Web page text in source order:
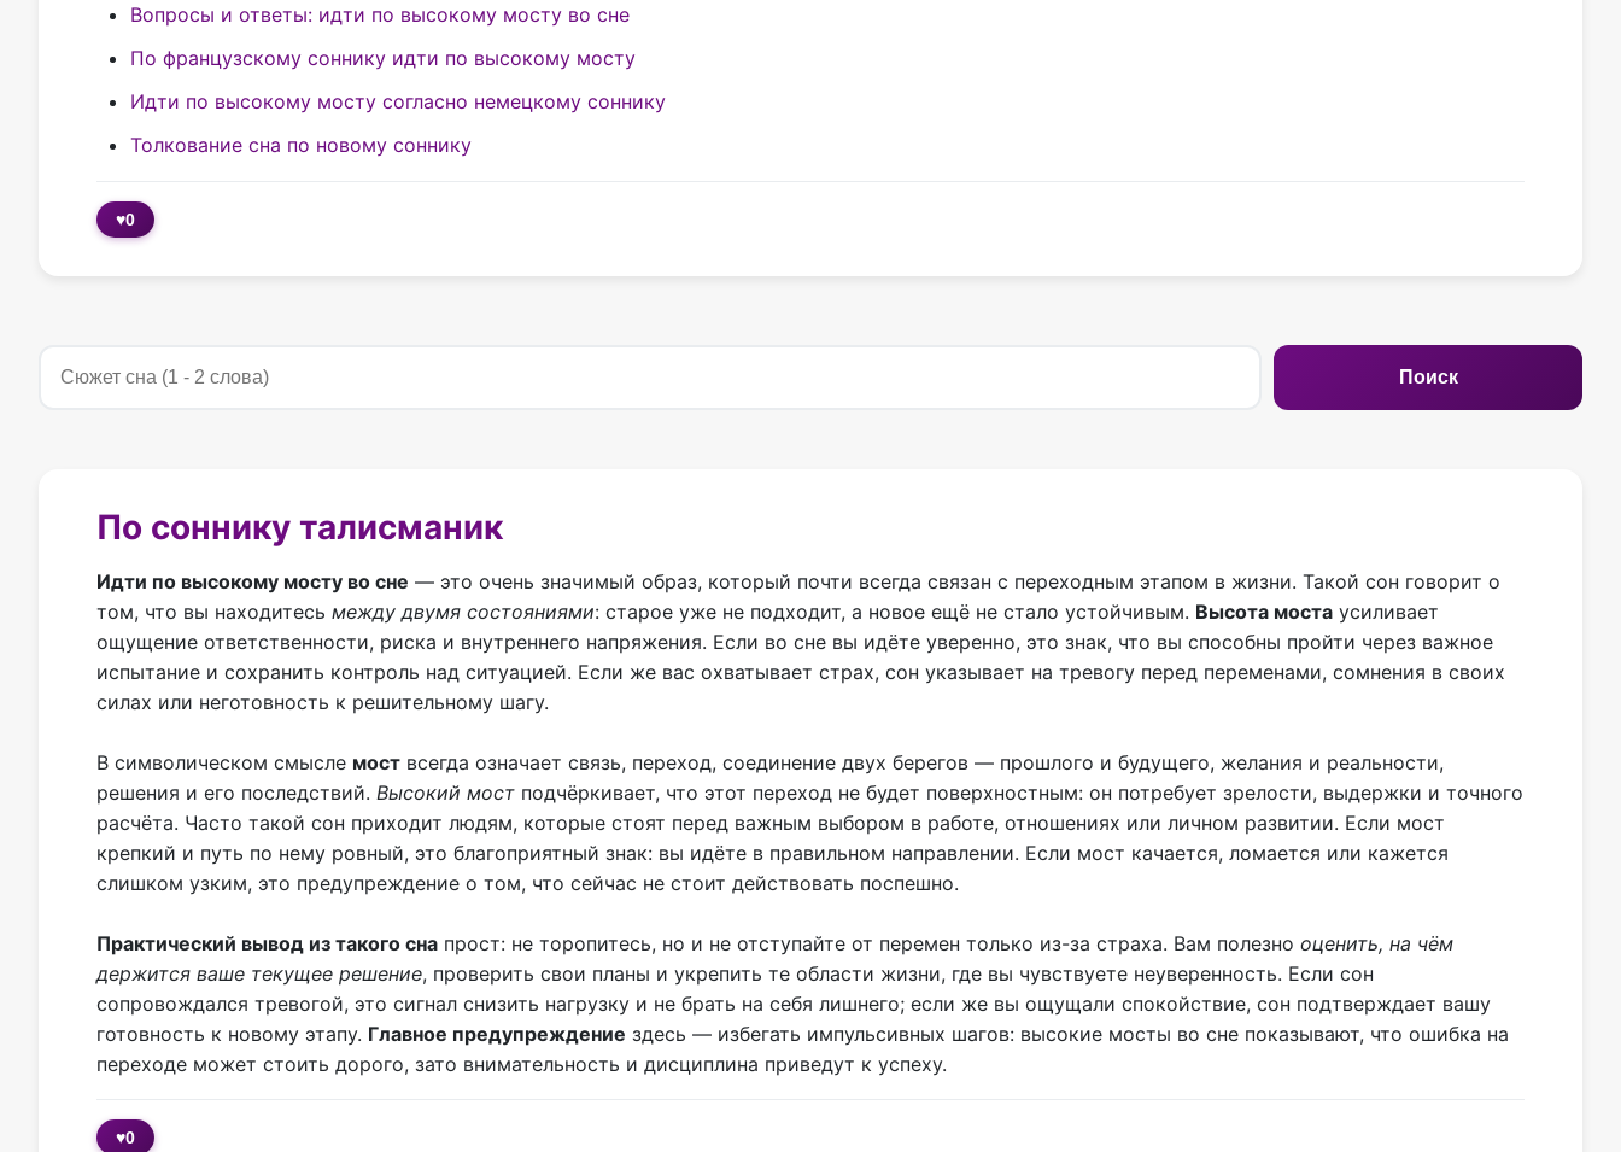
Вопросы и ответы: идти по высокому мосту во сне
По французскому соннику идти по высокому мосту
Идти по высокому мосту согласно немецкому соннику
Толкование сна по новому соннику
♥0
Поиск
По соннику талисманик
Идти по высокому мосту во сне — это очень значимый образ, который почти всегда связан с переходным этапом в жизни. Такой сон говорит о
том, что вы находитесь между двумя состояниями: старое уже не подходит, а новое ещё не стало устойчивым. Высота моста усиливает
ощущение ответственности, риска и внутреннего напряжения. Если во сне вы идёте уверенно, это знак, что вы способны пройти через важное
испытание и сохранить контроль над ситуацией. Если же вас охватывает страх, сон указывает на тревогу перед переменами, сомнения в своих
силах или неготовность к решительному шагу.
В символическом смысле мост всегда означает связь, переход, соединение двух берегов — прошлого и будущего, желания и реальности,
решения и его последствий. Высокий мост подчёркивает, что этот переход не будет поверхностным: он потребует зрелости, выдержки и точного
расчёта. Часто такой сон приходит людям, которые стоят перед важным выбором в работе, отношениях или личном развитии. Если мост
крепкий и путь по нему ровный, это благоприятный знак: вы идёте в правильном направлении. Если мост качается, ломается или кажется
слишком узким, это предупреждение о том, что сейчас не стоит действовать поспешно.
Практический вывод из такого сна прост: не торопитесь, но и не отступайте от перемен только из-за страха. Вам полезно оценить, на чём
держится ваше текущее решение, проверить свои планы и укрепить те области жизни, где вы чувствуете неуверенность. Если сон
сопровождался тревогой, это сигнал снизить нагрузку и не брать на себя лишнего; если же вы ощущали спокойствие, сон подтверждает вашу
готовность к новому этапу. Главное предупреждение здесь — избегать импульсивных шагов: высокие мосты во сне показывают, что ошибка на
переходе может стоить дорого, зато внимательность и дисциплина приведут к успеху.
♥0